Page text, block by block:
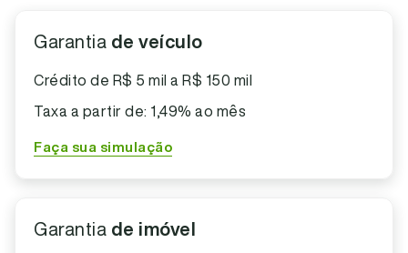
Garantia de veículo
Crédito de R$ 5 mil a R$ 150 mil
Taxa a partir de: 1,49% ao mês
Faça sua simulação
Garantia de imóvel